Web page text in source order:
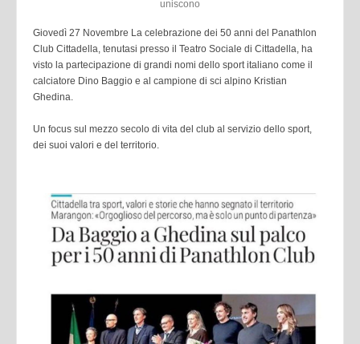
Giovedì 27 Novembre La celebrazione dei 50 anni del Panathlon
Club Cittadella, tenutasi presso il Teatro Sociale di Cittadella, ha
visto la partecipazione di grandi nomi dello sport italiano come il
calciatore Dino Baggio e al campione di sci alpino Kristian
Ghedina.
Un focus sul mezzo secolo di vita del club al servizio dello sport,
dei suoi valori e del territorio.